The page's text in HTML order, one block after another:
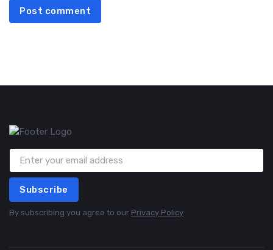
Post comment
Subscribe
By subscribing you agree to our Privacy Policy